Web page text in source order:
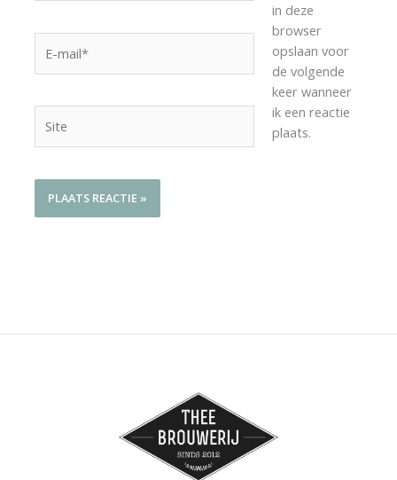
mail*
in deze
browser
opslaan voor
de volgende
keer wanneer
ik een reactie
plaats.